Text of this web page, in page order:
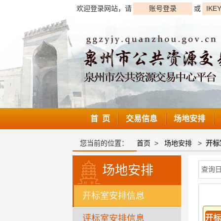
欢迎登录网站，请 账号登录 或
首 页 交易信息 场地安排
您当前的位置： 首页 > 场地安排 > 开标
场地安排
开标室安排信息
评标室安排信息
查询
开